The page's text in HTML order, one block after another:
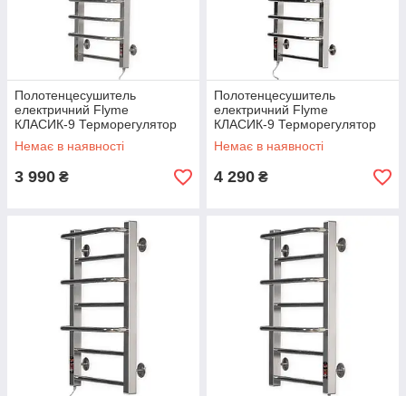
Полотенцесушитель
електричний Flyme
КЛАСИК-9 Терморегулятор
Таймер З правим
підключенням.
Немає в наявності
3 990 ₴
Полотенцесушитель
електричний Flyme
КЛАСИК-9 Терморегулятор
Таймер З лівим
підключенням.
Немає в наявності
4 290 ₴